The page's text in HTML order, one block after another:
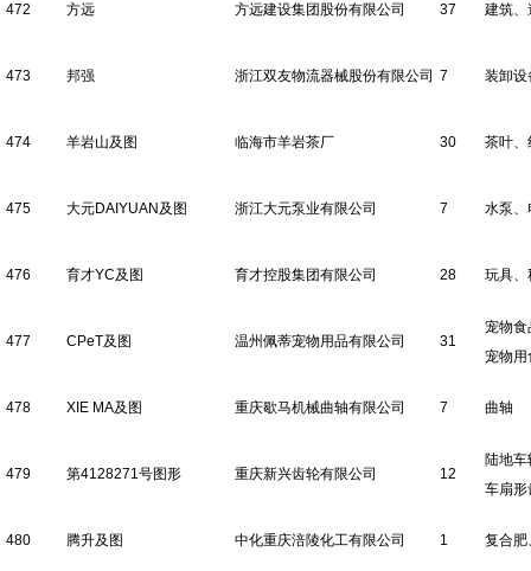
472 方远 方远建设集团股份有限公司 37 建筑、
473 邦强 浙江双友物流器械股份有限公司 7 装卸设
474 羊岩山及图 临海市羊岩茶厂 30 茶叶
475 大元DAIYUAN及图 浙江大元泵业有限公司 7 水泵
476 育才YC及图 育才控股集团有限公司 28 玩具、
477 CPeT及图 温州佩蒂宠物用品有限公司 31
宠物食
宠物用
478 XIE MA及图 重庆歇马机械曲轴有限公司 7 曲轴
479 第4128271号图形 重庆新兴齿轮有限公司 12
陆地
车扇形
480 腾升及图 中化重庆涪陵化工有限公司 1 复合肥